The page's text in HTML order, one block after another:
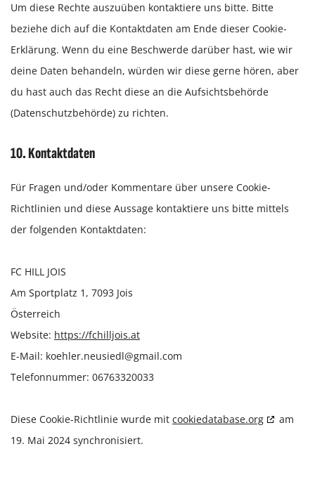
Um diese Rechte auszuüben kontaktiere uns bitte. Bitte
beziehe dich auf die Kontaktdaten am Ende dieser Cookie-
Erklärung. Wenn du eine Beschwerde darüber hast, wie wir
deine Daten behandeln, würden wir diese gerne hören, aber
du hast auch das Recht diese an die Aufsichtsbehörde
(Datenschutzbehörde) zu richten.
10. Kontaktdaten
Für Fragen und/oder Kommentare über unsere Cookie-
Richtlinien und diese Aussage kontaktiere uns bitte mittels
der folgenden Kontaktdaten:
FC HILL JOIS
Am Sportplatz 1, 7093 Jois
Österreich
Website: https://fchilljois.at
E-Mail: koehler.neusiedl@gmail.com
Telefonnummer: 06763320033
Diese Cookie-Richtlinie wurde mit cookiedatabase.org
am
19. Mai 2024 synchronisiert.